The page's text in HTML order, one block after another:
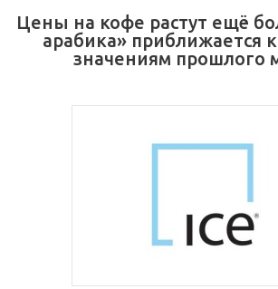
Цены на кофе растут ещё
арабика» приближается
значениям прошлого